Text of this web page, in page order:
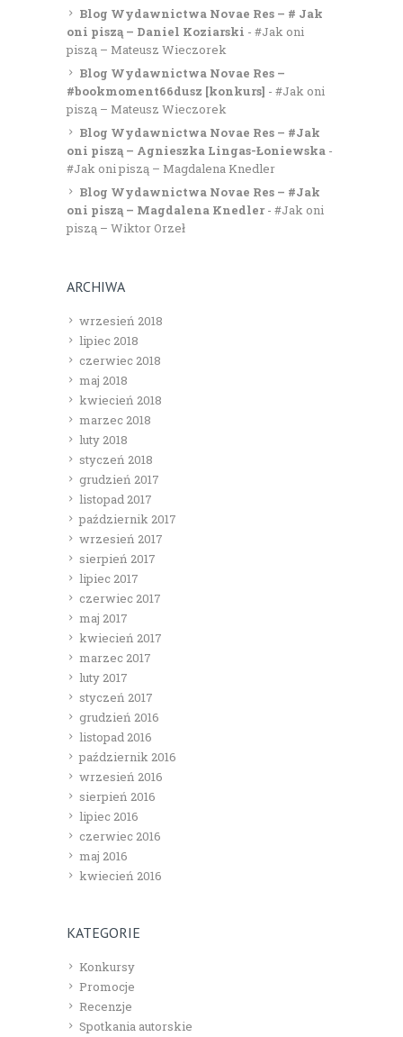
Blog Wydawnictwa Novae Res – # Jak
oni piszą – Daniel Koziarski - #Jak oni
piszą – Mateusz Wieczorek
Blog Wydawnictwa Novae Res –
#bookmoment66dusz [konkurs] - #Jak oni
piszą – Mateusz Wieczorek
Blog Wydawnictwa Novae Res – #Jak
oni piszą – Agnieszka Lingas-Łoniewska -
#Jak oni piszą – Magdalena Knedler
Blog Wydawnictwa Novae Res – #Jak
oni piszą – Magdalena Knedler- #Jak oni
piszą – Wiktor Orzeł
ARCHIWA
wrzesień 2018
lipiec 2018
czerwiec 2018
maj 2018
kwiecień 2018
marzec 2018
luty 2018
styczeń 2018
grudzień 2017
listopad 2017
październik 2017
wrzesień 2017
sierpień 2017
lipiec 2017
czerwiec 2017
maj 2017
kwiecień 2017
marzec 2017
luty 2017
styczeń 2017
grudzień 2016
listopad 2016
październik 2016
wrzesień 2016
sierpień 2016
lipiec 2016
czerwiec 2016
maj 2016
kwiecień 2016
KATEGORIE
Konkursy
Promocje
Recenzje
Spotkania autorskie